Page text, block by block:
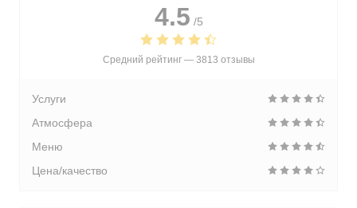
4.5 /5
Средний рейтинг — 3813 отзывы
Услуги
Атмосфера
Меню
Цена/качество